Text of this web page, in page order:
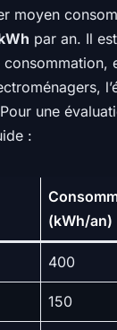
moyen
par an. Il
consommation,
une
:
(kWh/an)
400
150